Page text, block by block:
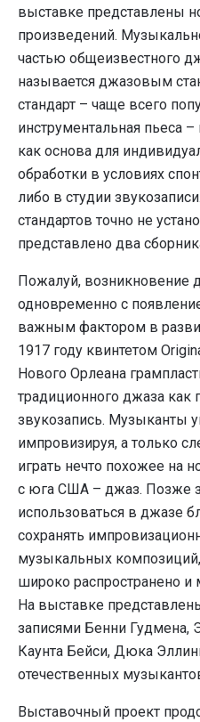
выставке представлены
произведений.
частью общеизвестного
называется джазовым
стандарт – чаще всего
инструментальная пьеса
как основа для
обработки в условиях
либо в студии
стандартов точно не
представлено два
Пожалуй, возникновение
одновременно с
важным фактором в
1917 году квинтетом
Нового Орлеана
традиционного джаза как
звукозапись. Музыканты
импровизируя, а только
играть нечто похожее
с юга США – джаз. Позже
использоваться в джазе
сохранять
музыкальных
широко распространено и
На выставке
записями Бенни
Каунта Бейси, Дюка
отечественных
Выставочный проект